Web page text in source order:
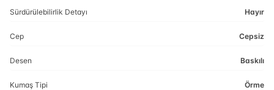
Sürdürülebilirlik Detayı Hayır
Cep Cepsiz
Desen Baskılı
Kumaş Tipi Örme